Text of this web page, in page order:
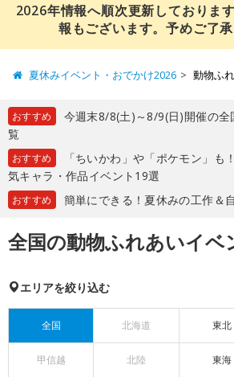
2026年情報へ順次更新しておりま
報もございます。予めご了承
夏休みイベント・おでかけ2026 動物ふ
おすすめ
今週末8/8(土)～8/9(日)開催の全
覧
おすすめ
「ちいかわ」や「ポケモン」も
気キャラ・作品イベント19選
おすすめ 簡単にできる！夏休みの工作＆
全国の動物ふれあいイベ
エリアを絞り込む
全国 北海道 東北
甲信越 北陸 東海